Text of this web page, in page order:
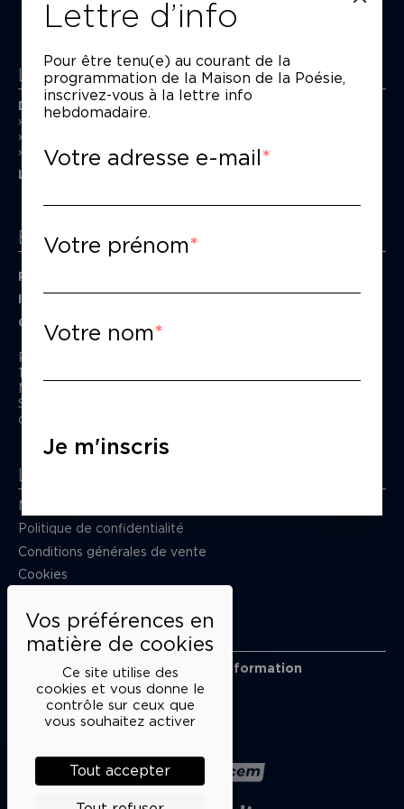
Ce site utilise des
cookies et vous donne le
contrôle sur ceux que
vous souhaitez activer
Tout accepter
La Maison de la Poésie
Découvrir
En photos
Nos partenaires
L’équipe
Espace pro
Privatiser une salle
Informations techniques
Contact presse
Passage Moliėre
157, rue Saint-Martin - 75003 Paris
M° Rambuteau - RER Les Halles
Standard tél : 01 44 54 53 00
du mardi au samedi de 15h à 18h
Liens utiles
Mentions légales
Politique de confidentialité
Conditions générales de vente
Cookies
Restons en lien
Inscrivez-vous à notre lettre d’information
Suivez-nous sur les réseaux
Lettre d’info
Pour être tenu(e) au courant de la
programmation de la Maison de la Poésie,
inscrivez-vous à la lettre info
hebdomadaire.
Votre adresse e-mail
Votre prénom
Votre nom
Je m'inscris